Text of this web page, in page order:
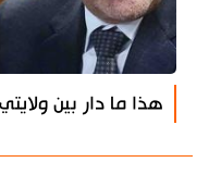
هذا ما دار بين